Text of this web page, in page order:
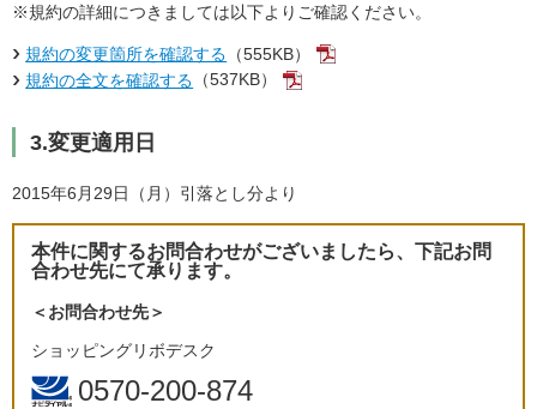
※規約の詳細につきましては以下よりご確認ください。
規約の変更箇所を確認する （555KB）
規約の全文を確認する （537KB）
3.変更適用日
2015年6月29日（月）引落とし分より
本件に関するお問合わせがございましたら、下記お問
合わせ先にて承ります。
＜お問合わせ先＞
ショッピングリボデスク
0570-200-874